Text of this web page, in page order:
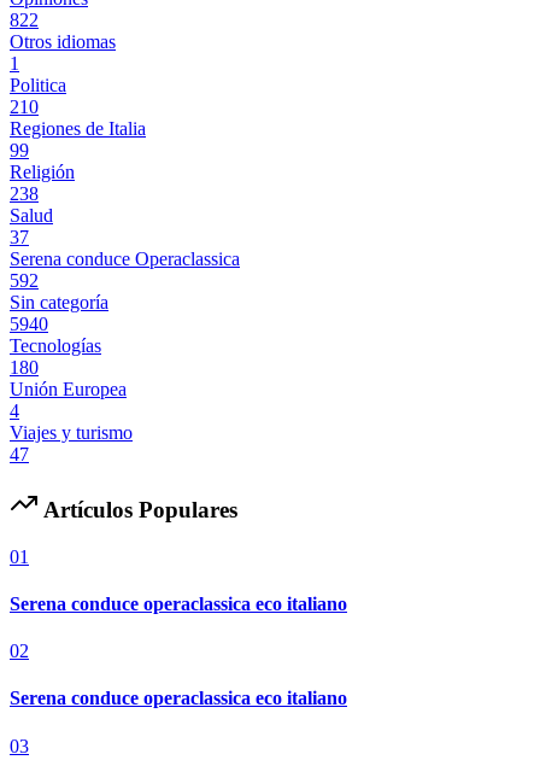
822
Otros idiomas
1
Politica
210
Regiones de Italia
99
Religión
238
Salud
37
Serena conduce Operaclassica
592
Sin categoría
5940
Tecnologías
180
Unión Europea
4
Viajes y turismo
47
Artículos Populares
01
Serena conduce operaclassica eco italiano
02
Serena conduce operaclassica eco italiano
03